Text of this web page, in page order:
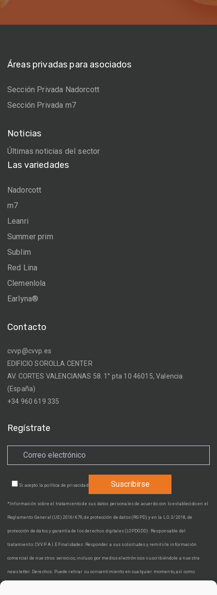
Áreas privadas para asociados
Sección Privada Nadorcott
Sección Privada m7
Noticias
Últimas noticias del sector
Las variedades
Nadorcott
m7
Leanri
Summer prim
Sublim
Red Lina
Clemenlola
Earlyna®
Contacto
cvvp@cvvp.es
EDIFICIO SOROLLA CENTER
AV. CORTES VALENCIANAS 58. 1° pta 10 46015, Valencia
(España)
+34 960 619 335
Regístrate
Si acepto la política de privacidad
*Información sobre el tratamiento de sus datos personales de acuerdo con lo establecido en el
Reglamento General (UE) 2016/679, de protección de datos (RGPD) y en la L.O. 3/2018, de
protección de datos y garantía de los derechos digitales (LOPDGDD). Responsable del
tratamiento: CVVP A.I.E Finalidades: Responder a sus solicitudes y remitirle información
comercial de nuestros servicios, incluso por medios electrónicos suscribiéndole a nuestra
newsletter. Derechos: Puede retirar su consentimiento en cualquier momento, así como